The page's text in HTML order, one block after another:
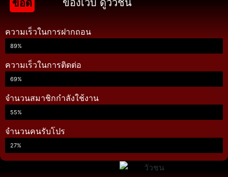
ข้อดี ของเว็บ ดูวัวชน
ความเร็วในการฝากถอน
89%
ความเร็วในการติดต่อ
69%
จำนวนสมาชิกกำลังใช้งาน
55%
จำนวนคนรับโปร
27%